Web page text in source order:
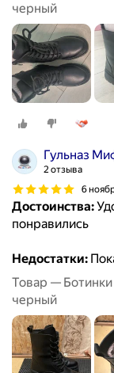
черный
Гульназ
2 отзыва
6
Достоинства:
понравились
Недостатки:
Товар —
черный